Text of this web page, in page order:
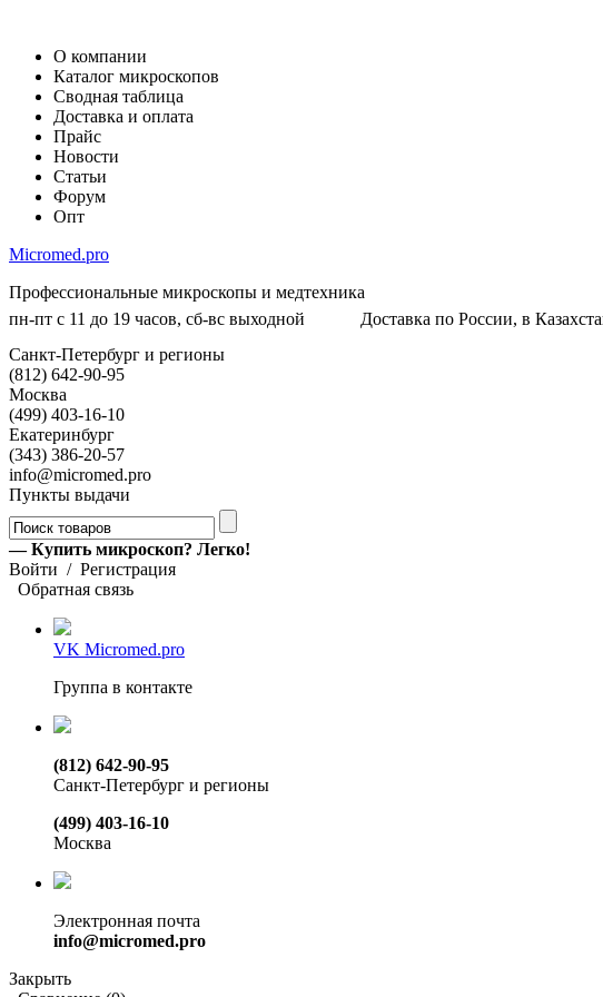
О компании
Каталог микроскопов
Сводная таблица
Доставка и оплата
Прайс
Новости
Статьи
Форум
Опт
Micromed.pro
Профессиональные микроскопы и медтехника
пн-пт с 11 до 19 часов, сб-вс выходной
Доставка по России, в
Санкт-Петербург и регионы
(812) 642-90-95
Москва
(499) 403-16-10
Екатеринбург
(343) 386-20-57
info@micromed.pro
Пункты выдачи
— Купить микроскоп? Легко!
Войти / Регистрация
Обратная связь
VK Micromed.pro
Группа в контакте
(812) 642-90-95
Санкт-Петербург и регионы
(499) 403-16-10
Москва
Электронная почта
info@micromed.pro
Закрыть